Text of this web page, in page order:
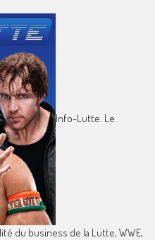
Info-Lutte. Le
du business de la Lutte, WWE,